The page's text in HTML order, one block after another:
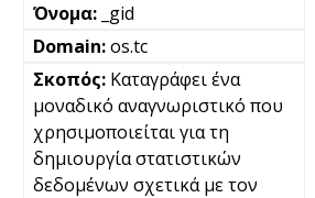
_gid
os.tc
Καταγράφει ένα
μοναδικό αναγνωριστικό που
χρησιμοποιείται για τη
δημιουργία στατιστικών
δεδομένων σχετικά με τον